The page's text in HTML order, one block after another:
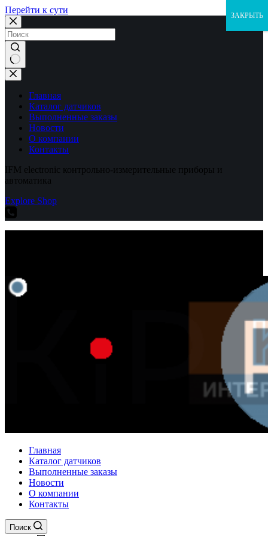
Перейти к сути
Ничего
не
найденоГлавная
Каталог датчиков
Выполненные заказы
Новости
О компании
Контакты
IFM electronic контрольно-измерительные приборы и
автоматика
Explore Shop
Главная
Каталог датчиков
Выполненные заказы
Новости
О компании
Контакты
Поиск
ЗАКРЫТЬ